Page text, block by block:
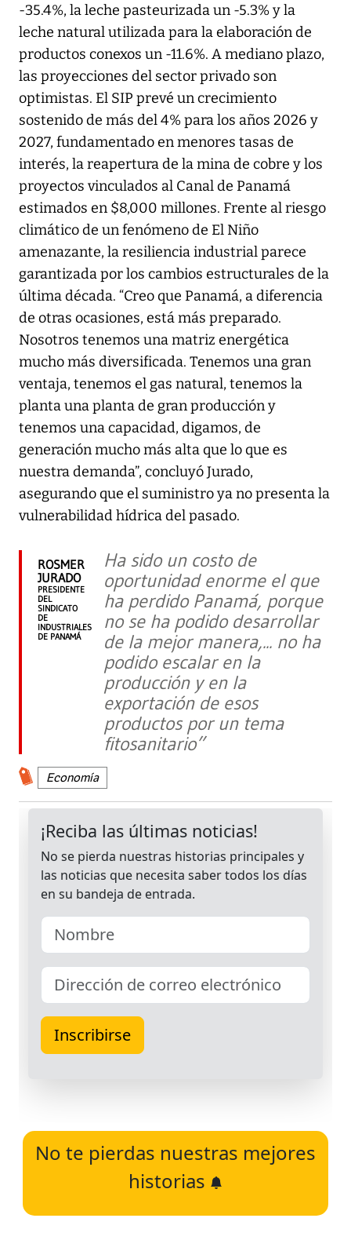
-35.4%, la leche pasteurizada un -5.3% y la
leche natural utilizada para la elaboración de
productos conexos un -11.6%. A mediano plazo,
las proyecciones del sector privado son
optimistas. El SIP prevé un crecimiento
sostenido de más del 4% para los años 2026 y
2027, fundamentado en menores tasas de
interés, la reapertura de la mina de cobre y los
proyectos vinculados al Canal de Panamá
estimados en $8,000 millones. Frente al riesgo
climático de un fenómeno de El Niño
amenazante, la resiliencia industrial parece
garantizada por los cambios estructurales de la
última década. “Creo que Panamá, a diferencia
de otras ocasiones, está más preparado.
Nosotros tenemos una matriz energética
mucho más diversificada. Tenemos una gran
ventaja, tenemos el gas natural, tenemos la
planta una planta de gran producción y
tenemos una capacidad, digamos, de
generación mucho más alta que lo que es
nuestra demanda”, concluyó Jurado,
asegurando que el suministro ya no presenta la
vulnerabilidad hídrica del pasado.
ROSMER
JURADO
PRESIDENTE
DEL
SINDICATO
DE
INDUSTRIALES
DE PANAMÁ
Ha sido un costo de
oportunidad enorme el que
ha perdido Panamá, porque
no se ha podido desarrollar
de la mejor manera,... no ha
podido escalar en la
producción y en la
exportación de esos
productos por un tema
fitosanitario”
Economía
No te pierdas nuestras mejores
historias